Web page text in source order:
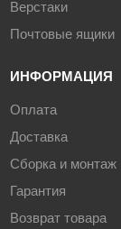
Верстаки
Почтовые ящики
ИНФОРМАЦИЯ
Оплата
Доставка
Сборка и монтаж
Гарантия
Возврат товара